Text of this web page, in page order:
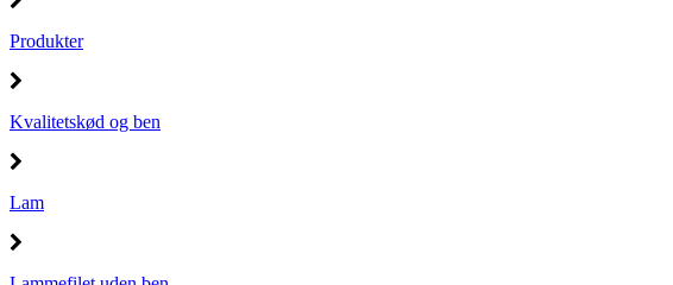
Produkter
Kvalitetskød og ben
Lam